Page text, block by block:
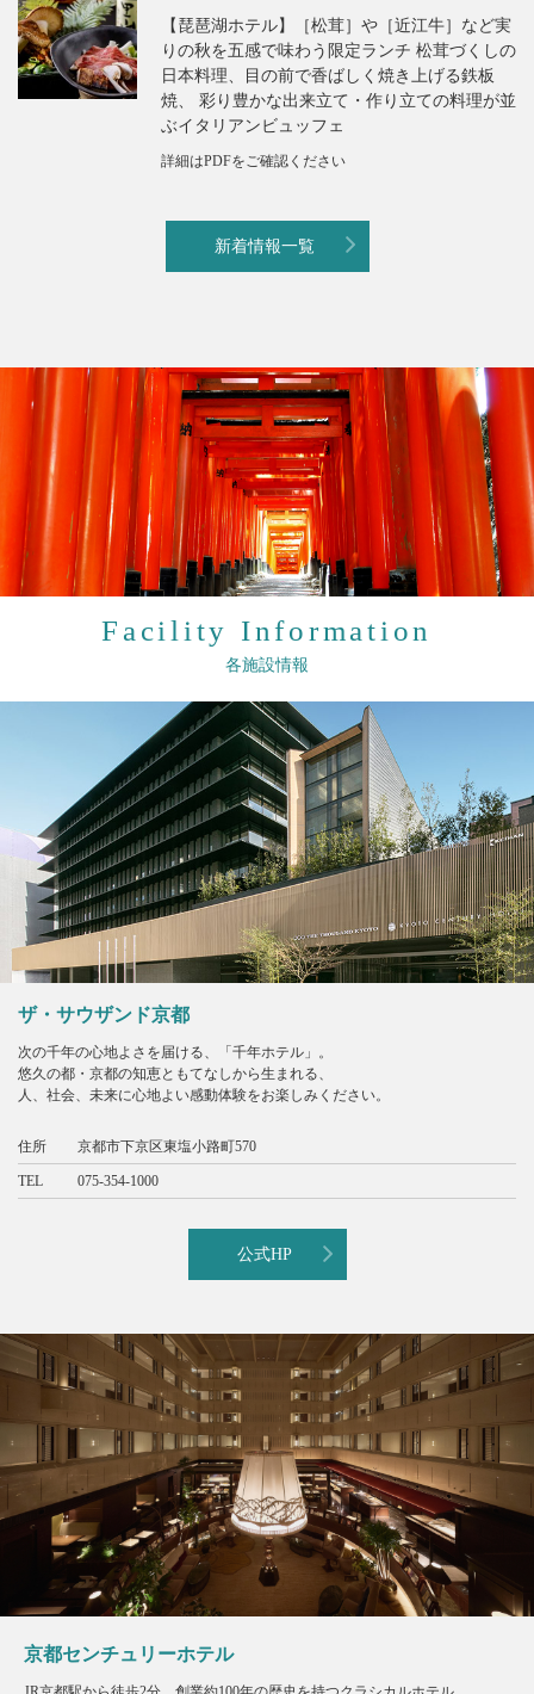
【琵琶湖ホテル】［松茸］や［近江牛］など実
りの秋を五感で味わう限定ランチ 松茸づくしの
日本料理、目の前で香ばしく焼き上げる鉄板
焼、 彩り豊かな出来立て・作り立ての料理が並
ぶイタリアンビュッフェ
詳細はPDFをご確認ください
新着情報一覧
Facility Information
各施設情報
ザ・サウザンド京都
次の千年の心地よさを届ける、「千年ホテル」。
悠久の都・京都の知恵ともてなしから生まれる、
人、社会、未来に心地よい感動体験をお楽しみください。
住所 京都市下京区東塩小路町570
TEL 075-354-1000
公式HP
京都センチュリーホテル